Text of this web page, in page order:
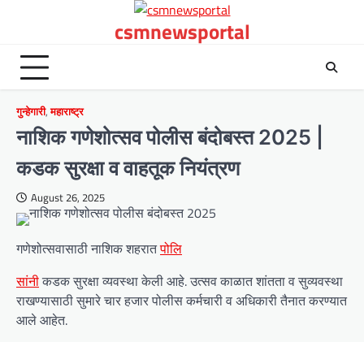
csmnewsportal
गुन्हेगारी,महाराष्ट्र
नाशिक गणेशोत्सव पोलीस बंदोबस्त 2025 |
कडक सुरक्षा व वाहतूक नियंत्रण
August 26, 2025
गणेशोत्सवासाठी नाशिक शहरातपोलि
सांनीकडक सुरक्षा व्यवस्था केली आहे. उत्सव काळात शांतता व सुव्यवस्था
राखण्यासाठी सुमारे चार हजार पोलीस कर्मचारी व अधिकारी तैनात करण्यात
आले आहेत.